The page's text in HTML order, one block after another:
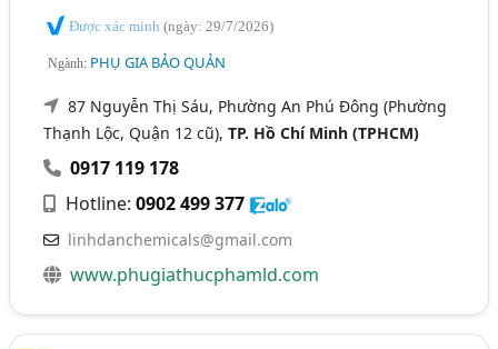
Được xác minh(ngày: 29/7/2026)
Ngành: PHỤ GIA BẢO QUẢN
87 Nguyễn Thị Sáu, Phường An Phú Đông (Phường
Thạnh Lộc, Quận 12 cũ),TP. Hồ Chí Minh (TPHCM)
0917 119 178
Hotline:0902 499 377
linhdanchemicals@gmail.com
www.phugiathucphamld.com